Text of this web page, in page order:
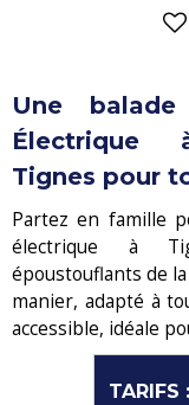
Une
Tignes pour
Partez en famille
électrique à
époustouflants de
manier, adapté à
accessible, idéale
TARIFS